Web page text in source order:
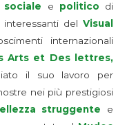
sociale e politico di
del Visual
internazionali
Arts et Des lettres,
il suo lavoro per
nei più prestigiosi
struggente e